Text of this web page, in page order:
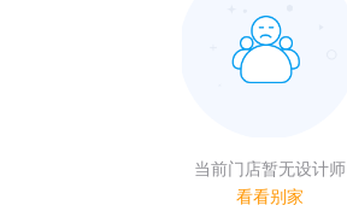
当前门店暂无设计师
看看别家